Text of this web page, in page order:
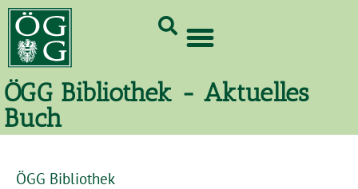
ÖGG Bibliothek - Aktuelles
Buch
ÖGG Bibliothek